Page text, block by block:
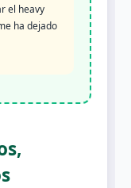
el heavy
ha dejado